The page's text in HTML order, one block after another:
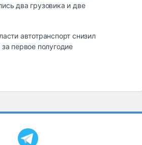
два грузовика и две
автотранспорт снизил
за первое полугодие